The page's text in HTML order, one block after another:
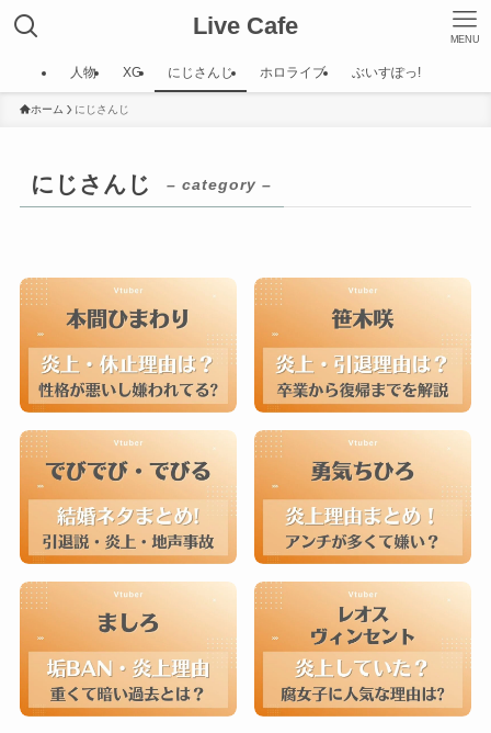
Live Cafe MENU
人物 XG にじさんじ ホロライブ ぶいすぽっ!
ホーム にじさんじ
にじさんじ – category –